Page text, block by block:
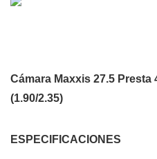
Cámara Maxxis 27.5 Presta
(1.90/2.35)
ESPECIFICACIONES